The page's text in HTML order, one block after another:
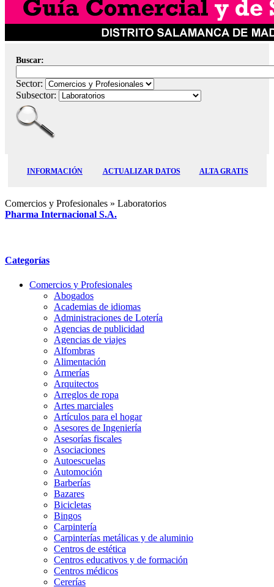
Buscar:
Sector:
Subsector:
INFORMACIÓN ACTUALIZAR DATOS ALTA GRATIS
Comercios y Profesionales » Laboratorios
Pharma Internacional S.A.
Categorías
Comercios y Profesionales
Abogados
Academias de idiomas
Administraciones de Lotería
Agencias de publicidad
Agencias de viajes
Alfombras
Alimentación
Armerías
Arquitectos
Arreglos de ropa
Artes marciales
Artículos para el hogar
Asesores de Ingeniería
Asesorías fiscales
Asociaciones
Autoescuelas
Automoción
Barberías
Bazares
Bicicletas
Bingos
Carpintería
Carpinterías metálicas y de aluminio
Centros de estética
Centros educativos y de formación
Centros médicos
Cererías